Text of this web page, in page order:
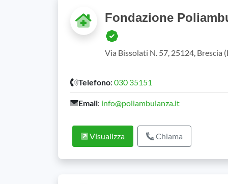
Fondazione
Via Bissolati N. 57, 25124, Brescia
Telefono: 030 35151
Email: info@poliambulanza.it
Visualizza Chiama